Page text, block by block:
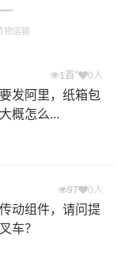
物运输
1百+ 0人
发阿里，纸箱包
概怎么...
97 0人
动组件，请问提
车？